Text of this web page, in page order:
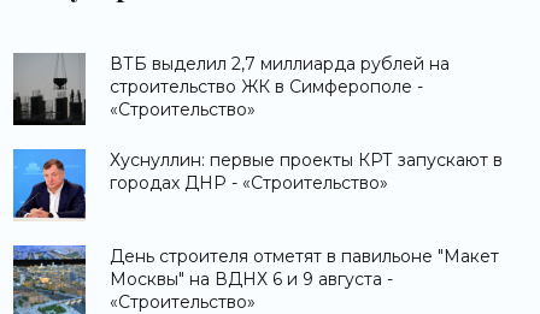
ВТБ выделил 2,7 миллиарда рублей на
строительство ЖК в Симферополе -
«Строительство»
Хуснуллин: первые проекты КРТ запускают в
городах ДНР - «Строительство»
День строителя отметят в павильоне "Макет
Москвы" на ВДНХ 6 и 9 августа -
«Строительство»